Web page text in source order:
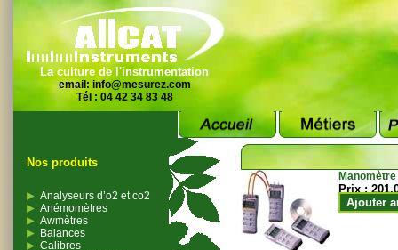
La culture de l'instrumentation
email: info@mesurez.com
Tél : 04 42 34 83 48
Nos produits
Analyseurs d’o2 et co2
Anémomètres
Awmètres
Balances
Calibres
Prix :
Ajouter